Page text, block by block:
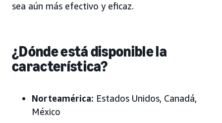
sea aún más efectivo y eficaz.
¿Dónde está disponible la
característica?
Norteamérica: Estados Unidos, Canadá,
México